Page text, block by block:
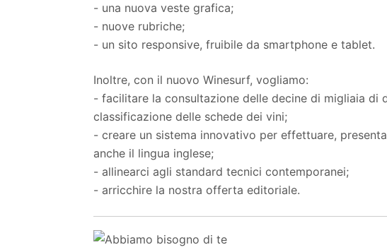
- una nuova veste grafica;
- nuove rubriche;
- un sito responsive, fruibile da smartphone e tablet.
Inoltre, con il nuovo Winesurf, vogliamo:
- facilitare la consultazione delle decine di migliaia di
classificazione delle schede dei vini;
- creare un sistema innovativo per effettuare,
anche il lingua inglese;
- allinearci agli standard tecnici contemporanei;
- arricchire la nostra offerta editoriale.